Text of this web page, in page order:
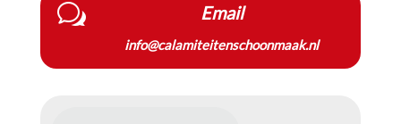
w Email
info@calamiteitenschoonmaak.nl